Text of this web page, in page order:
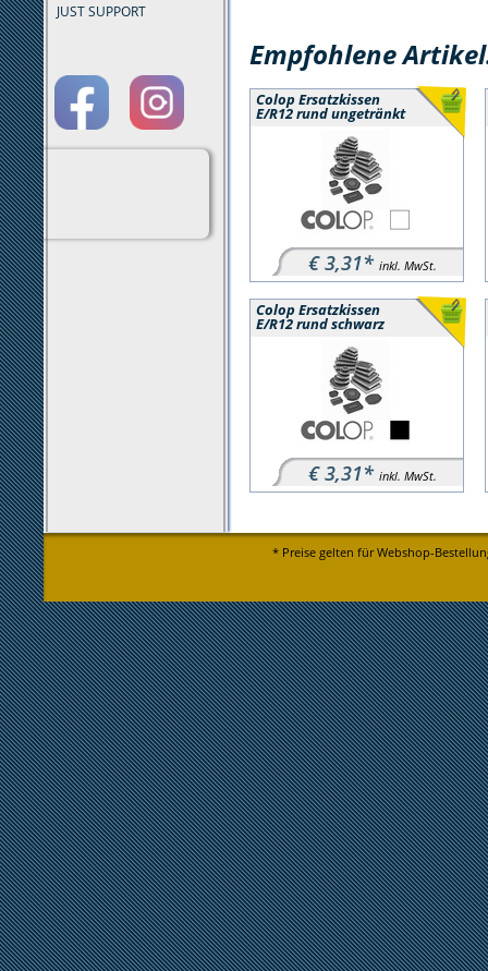
JUST SUPPORT
Empfohlene
Colop Ersatzkissen
E/R12 rund ungetränkt
€ 3,31* inkl. MwSt.
Colop Ersatzkissen
E/R12 rund schwarz
€ 3,31* inkl. MwSt.
* Preise gelten für Webshop-